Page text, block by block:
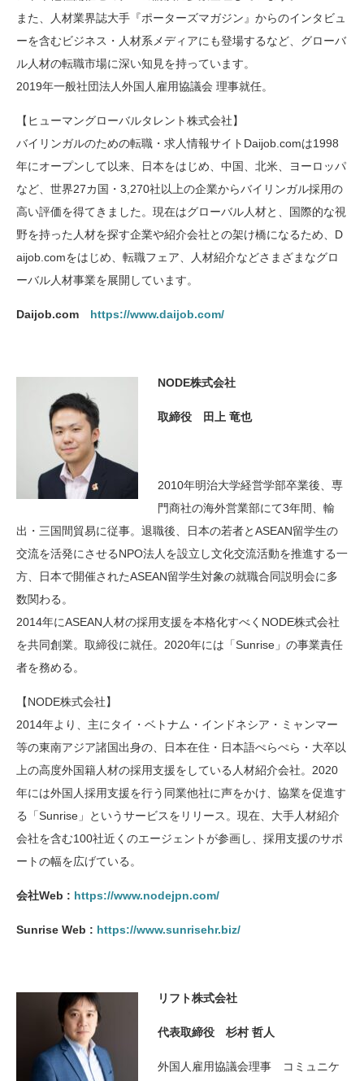
また、人材業界誌大手『ポーターズマガジン』からのインタビュ
ーを含むビジネス・人材系メディアにも登場するなど、グローバ
ル人材の転職市場に深い知見を持っています。
2019年一般社団法人外国人雇用協議会 理事就任。
【ヒューマングローバルタレント株式会社】
バイリンガルのための転職・求人情報サイトDaijob.comは1998
年にオープンして以来、日本をはじめ、中国、北米、ヨーロッパ
など、世界27カ国・3,270社以上の企業からバイリンガル採用の
高い評価を得てきました。現在はグローバル人材と、国際的な視
野を持った人材を探す企業や紹介会社との架け橋になるため、D
aijob.comをはじめ、転職フェア、人材紹介などさまざまなグロ
ーバル人材事業を展開しています。
Daijob.com https://www.daijob.com/
NODE株式会社
取締役 田上 竜也
2010年明治大学経営学部卒業後、専
門商社の海外営業部にて3年間、輸
出・三国間貿易に従事。退職後、日本の若者とASEAN留学生の
交流を活発にさせるNPO法人を設立し文化交流活動を推進する一
方、日本で開催されたASEAN留学生対象の就職合同説明会に多
数関わる。
2014年にASEAN人材の採用支援を本格化すべくNODE株式会社
を共同創業。取締役に就任。2020年には「Sunrise」の事業責任
者を務める。
【NODE株式会社】
2014年より、主にタイ・ベトナム・インドネシア・ミャンマー
等の東南アジア諸国出身の、日本在住・日本語ぺらぺら・大卒以
上の高度外国籍人材の採用支援をしている人材紹介会社。2020
年には外国人採用支援を行う同業他社に声をかけ、協業を促進す
る「Sunrise」というサービスをリリース。現在、大手人材紹介
会社を含む100社近くのエージェントが参画し、採用支援のサポ
ートの幅を広げている。
会社Web : https://www.nodejpn.com/
Sunrise Web : https://www.sunrisehr.biz/
リフト株式会社
代表取締役 杉村 哲人
外国人雇用協議会理事 コミュニケ